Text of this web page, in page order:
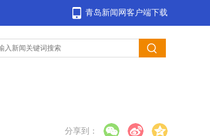
青岛新闻网客户端下载
分享到：